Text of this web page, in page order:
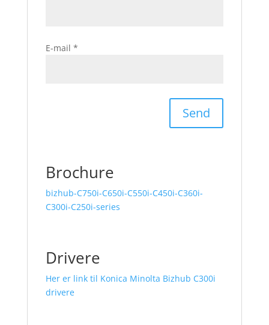
E-mail *
Brochure
bizhub-C750i-C650i-C550i-C450i-C360i-
C300i-C250i-series
Drivere
Her er link til Konica Minolta Bizhub C300i
drivere